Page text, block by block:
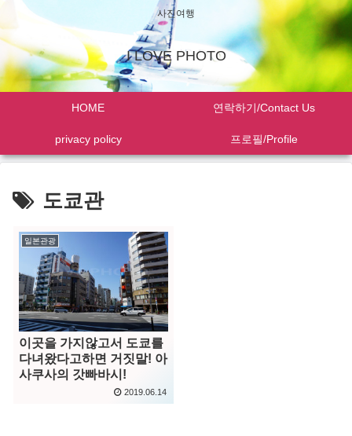
사진여행
I LOVE PHOTO
HOME 연락하기/Contact Us
privacy policy 프로필/Profile
도쿄관
일본관광
이곳을 가지않고서 도쿄를
다녀왔다고하면 거짓말! 아
사쿠사의 갓빠바시!
2019.06.14